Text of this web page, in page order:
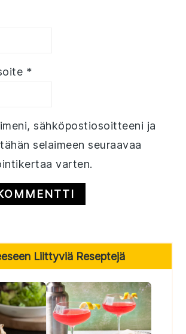
*
sähköpostiosoitteeni ja
selaimeen seuraavaa
varten.
Liittyviä Reseptejä